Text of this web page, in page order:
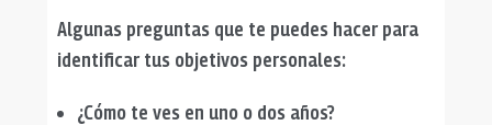
Algunas preguntas que te puedes hacer para
identificar tus objetivos personales:
¿Cómo te ves en uno o dos años?